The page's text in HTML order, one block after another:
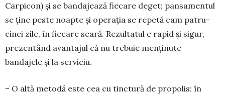
Car­picon) și se banda­jează fiecare deget; pansamentul
se ține peste noapte și operația se repetă cam patru-
cinci zile, în fiecare seară. Rezultatul e rapid și sigur,
pre­zen­tând avantajul că nu trebuie men­ținute
bandajele și la serviciu.
– O altă metodă este cea cu tinctură de propolis: în